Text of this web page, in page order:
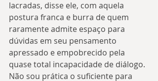
lacradas, disse ele, com aquela
postura franca e burra de quem
raramente admite espaço para
dúvidas em seu pensamento
apressado e empobrecido pela
quase total incapacidade de diálogo.
Não sou prática o suficiente para